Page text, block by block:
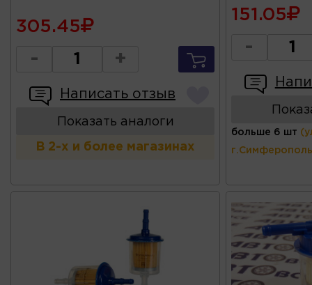
305.45
- +
Написать отзыв
Показать аналоги
В 2-х и более магазинах
151.05
-
больше 6 шт